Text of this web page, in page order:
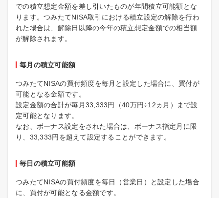
での積立想定金額を差し引いたものが年間積立可能額とな
ります。つみたてNISA取引における積立設定の解除を行わ
れた場合は、解除日以降の今年の積立想定金額での相当額
が解除されます。
毎月の積立可能額
つみたてNISAの買付頻度を毎月と設定した場合に、買付が
可能となる金額です。
設定金額の合計が毎月33,333円（40万円÷12ヵ月）まで設
定可能となります。
なお、ボーナス設定をされた場合は、ボーナス指定月に限
り、33,333円を超えて設定することができます。
毎日の積立可能額
つみたてNISAの買付頻度を毎日（営業日）と設定した場合
に、買付が可能となる金額です。